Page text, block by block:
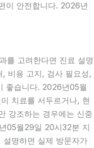
이 안전합니다. 2026년
를 고려한다면 진료 설명
비용 고지, 검사 필요성,
좋습니다. 2026년05월
치료를 서두르거나, 현
강조하는 경우에는 신중
05월29일 20시32분 지
명하면 실제 방문자가